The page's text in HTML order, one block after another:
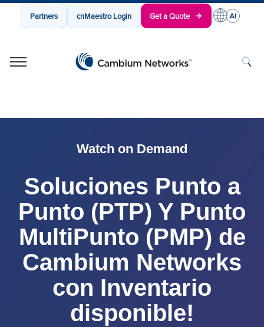
Partners cnMaestro Login Get a Quote
Watch on Demand
Soluciones Punto a
Punto (PTP) Y Punto
MultiPunto (PMP) de
Cambium Networks
con Inventario
disponible!